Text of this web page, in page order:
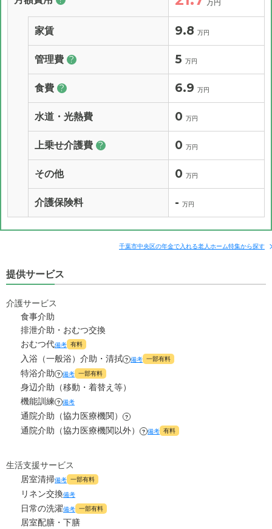
万円
家賃 9.8 万円
管理費 ? 5 万円
食費 ? 6.9 万円
水道・光熱費 0 万円
上乗せ介護費 ? 0 万円
その他 0 万円
介護保険料 - 万円
千葉市中央区の年金で入れる老人ホーム特集から探す
提供サービス
介護サービス
食事介助
排泄介助・おむつ交換
おむつ代備考 有料
入浴（一般浴）介助・清拭 ? 備考 一部有料
特浴介助 ? 備考 一部有料
身辺介助（移動・着替え等）
機能訓練 ? 備考
通院介助（協力医療機関） ?
通院介助（協力医療機関以外） ? 備考 有料
生活支援サービス
居室清掃備考 一部有料
リネン交換備考
日常の洗濯備考 一部有料
居室配膳・下膳